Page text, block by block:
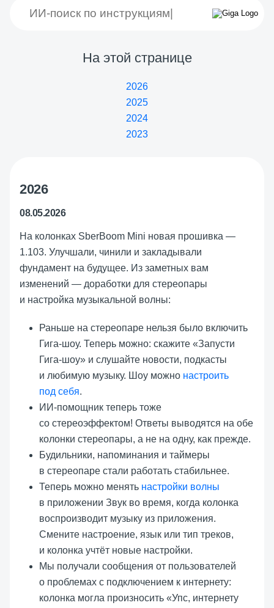
На этой странице
2026
2025
2024
2023
2026
08.05.2026
На колонках SberBoom Mini новая прошивка —
1.103. Улучшали, чинили и закладывали
фундамент на будущее. Из заметных вам
изменений — доработки для стереопары
и настройка музыкальной волны:
Раньше на стереопаре нельзя было включить
Гига-шоу. Теперь можно: скажите «Запусти
Гига-шоу» и слушайте новости, подкасты
и любимую музыку. Шоу можно настроить
под себя.
ИИ-помощник теперь тоже
со стереоэффектом! Ответы выводятся на обе
колонки стереопары, а не на одну, как прежде.
Будильники, напоминания и таймеры
в стереопаре стали работать стабильнее.
Теперь можно менять настройки волны
в приложении Звук во время, когда колонка
воспроизводит музыку из приложения.
Смените настроение, язык или тип треков,
и колонка учтёт новые настройки.
Мы получали сообщения от пользователей
о проблемах с подключением к интернету:
колонка могла произносить «Упс, интернету